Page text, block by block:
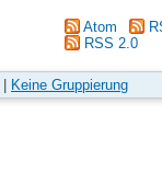
Atom
RSS 2.0
Keine Gruppierung